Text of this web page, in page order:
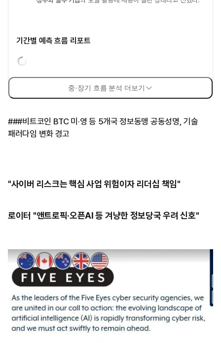
기간별 예측 흐름 리포트
중·장기 흐름 분석 더보기
###비트코인 BTC 미·영 등 5개국 정보동맹 공동성명, 기술
패러다임 변화 경고
"사이버 리스크는 핵심 사업 위험이자 리더십 책임"
로이터 "앤트로픽·오픈AI 등 겨냥한 정보당국 우려 신호"